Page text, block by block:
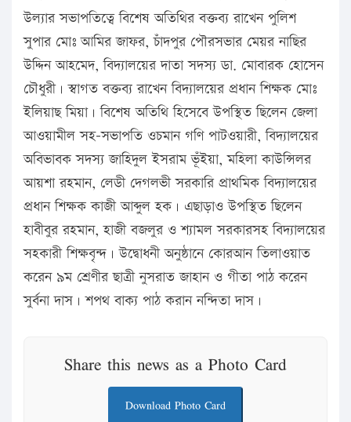
উল্যার সভাপতিত্বে বিশেষ অতিথির বক্তব্য রাখেন পুলিশ
সুপার মোঃ আমির জাফর, চাঁদপুর পৌরসভার মেয়র নাছির
উদ্দিন আহমেদ, বিদ্যালয়ের দাতা সদস্য ডা. মোবারক হোসেন
চৌধুরী। স্বাগত বক্তব্য রাখেন বিদ্যালয়ের প্রধান শিক্ষক মোঃ
ইলিয়াছ মিয়া। বিশেষ অতিথি হিসেবে উপস্থিত ছিলেন জেলা
আওয়ামীল সহ-সভাপতি ওচমান গণি পাটওয়ারী, বিদ্যালয়ের
অবিভাবক সদস্য জাহিদুল ইসরাম ভূঁইয়া, মহিলা কাউন্সিলর
আয়শা রহমান, লেডী দেগলভী সরকারি প্রাথমিক বিদ্যালয়ের
প্রধান শিক্ষক কাজী আব্দুল হক। এছাড়াও উপস্থিত ছিলেন
হাবীবুর রহমান, হাজী বজলুর ও শ্যামল সরকারসহ বিদ্যালয়ের
সহকারী শিক্ষবৃন্দ। উদ্বোধনী অনুষ্ঠানে কোরআন তিলাওয়াত
করেন ৯ম শ্রেণীর ছাত্রী নুসরাত জাহান ও গীতা পাঠ করেন
সুর্বনা দাস। শপথ বাক্য পাঠ করান নন্দিতা দাস।
Share this news as a Photo Card
Download Photo Card